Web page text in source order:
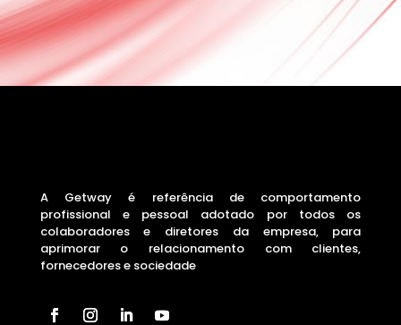
A Getway é referência de comportamento
profissional e pessoal adotado por todos os
colaboradores e diretores da empresa, para
aprimorar o relacionamento com clientes,
fornecedores e sociedade